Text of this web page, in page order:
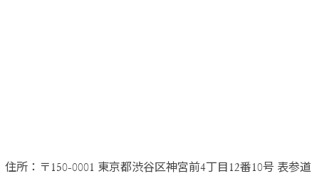
住所：〒150-0001 東京都渋谷区神宮前4丁目12番10号 表参道